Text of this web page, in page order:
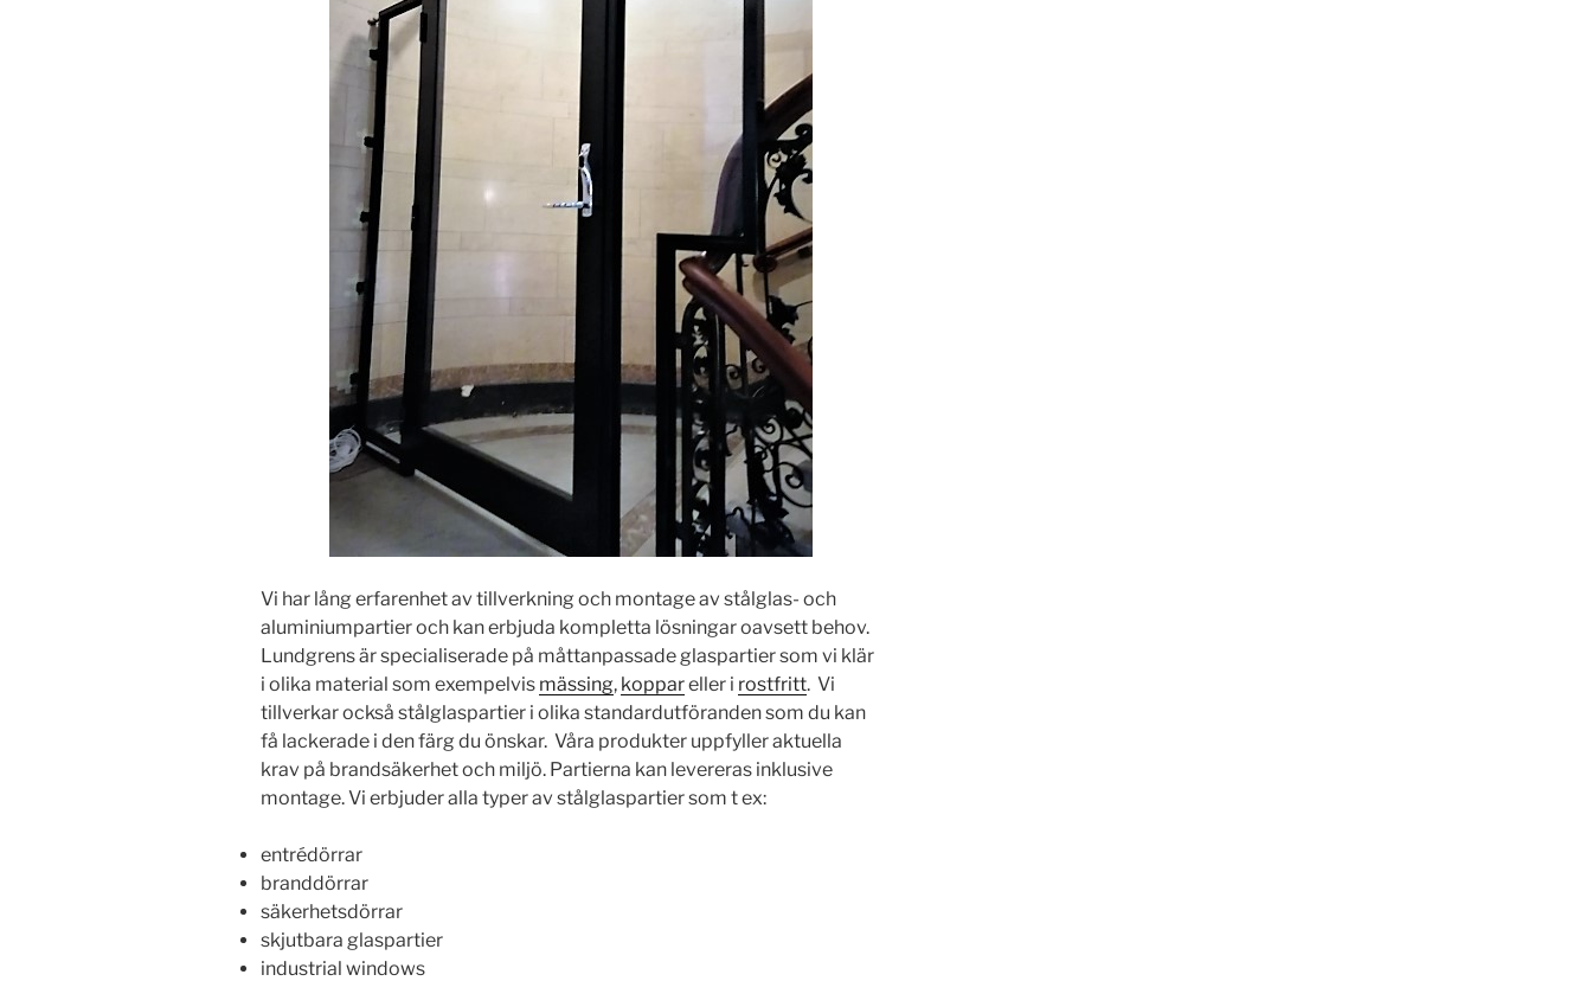
Vi har lång erfarenhet av tillverkning och montage av stålglas- och
aluminiumpartier och kan erbjuda kompletta lösningar oavsett behov.
Lundgrens är specialiserade på måttanpassade glaspartier som vi klär
i olika material som exempelvis mässing, koppareller i rostfritt. Vi
tillverkar också stålglaspartier i olika standardutföranden som du kan
få lackerade i den färg du önskar. Våra produkter uppfyller aktuella
krav på brandsäkerhet och miljö. Partierna kan levereras inklusive
montage. Vi erbjuder alla typer av stålglaspartier som t ex:
entrédörrar
branddörrar
säkerhetsdörrar
skjutbara glaspartier
industrial windows